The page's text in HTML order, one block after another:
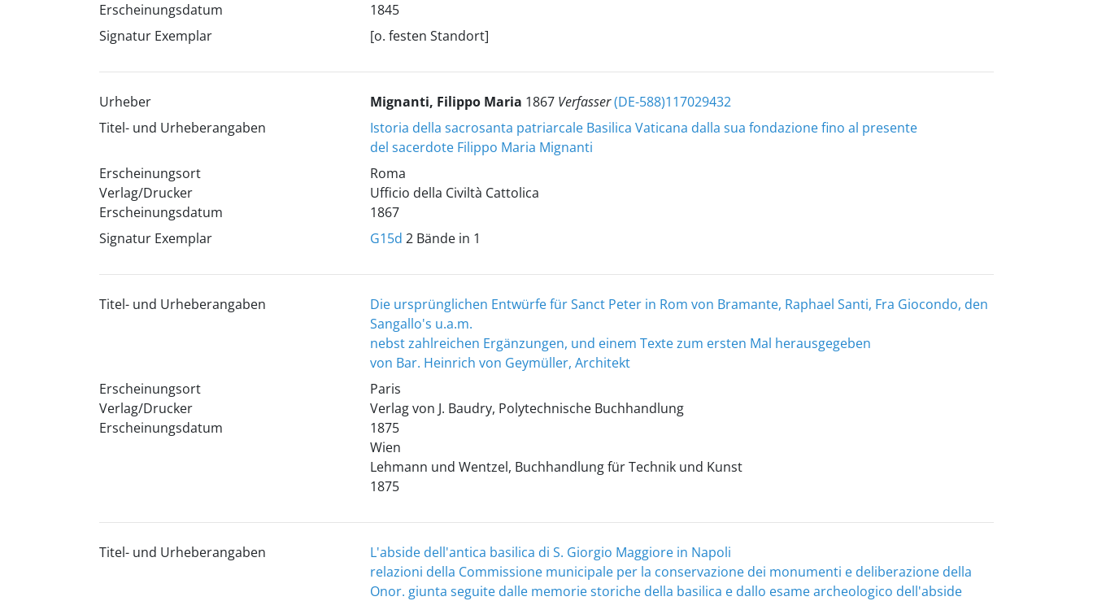
Erscheinungsdatum
1845
Signatur Exemplar
[o. festen Standort]
Urheber Mignanti, Filippo Maria 1867 Verfasser(DE-588)117029432
Titel- und Urheberangaben
Istoria della sacrosanta patriarcale Basilica Vaticana dalla sua fondazione fino al presente
del sacerdote Filippo Maria Mignanti
Erscheinungsort
Verlag/Drucker
Erscheinungsdatum
Roma
Ufficio della Civiltà Cattolica
1867
Signatur Exemplar
G15d 2 Bände in 1
Titel- und Urheberangaben
Die ursprünglichen Entwürfe für Sanct Peter in Rom von Bramante, Raphael Santi, Fra Giocondo, den
Sangallo's u.a.m.
nebst zahlreichen Ergänzungen, und einem Texte zum ersten Mal herausgegeben
von Bar. Heinrich von Geymüller, Architekt
Erscheinungsort
Verlag/Drucker
Erscheinungsdatum
Paris
Verlag von J. Baudry, Polytechnische Buchhandlung
1875
Wien
Lehmann und Wentzel, Buchhandlung für Technik und Kunst
1875
Titel- und Urheberangaben
L'abside dell'antica basilica di S. Giorgio Maggiore in Napoli
relazioni della Commissione municipale per la conservazione dei monumenti e deliberazione della
Onor. giunta seguite dalle memorie storiche della basilica e dallo esame archeologico dell'abside